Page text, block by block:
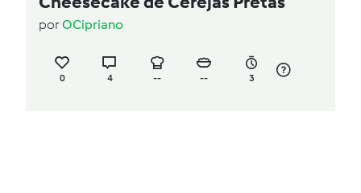
porOCipriano
0 4 -- -- 3